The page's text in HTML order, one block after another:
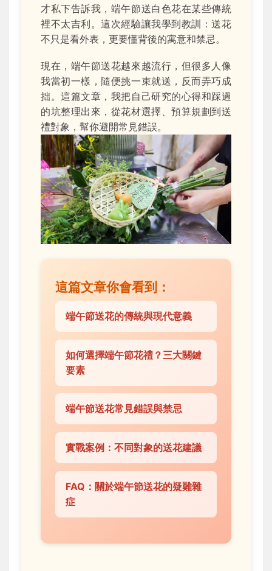
才私下告訴我，端午節送白色花在某些傳統
裡不太吉利。這次經驗讓我學到教訓：送花
不只是看外表，更要懂背後的寓意和禁忌。
現在，端午節送花越來越流行，但很多人像
我當初一樣，隨便挑一束就送，反而弄巧成
拙。這篇文章，我把自己研究的心得和踩過
的坑整理出來，從花材選擇、預算規劃到送
禮對象，幫你避開常見錯誤。
這篇文章你會看到：
端午節送花的傳統與現代意義
如何選擇端午節花禮？三大關鍵
要素
端午節送花常見錯誤與禁忌
實戰案例：不同對象的送花建議
FAQ：關於端午節送花的疑難雜
症